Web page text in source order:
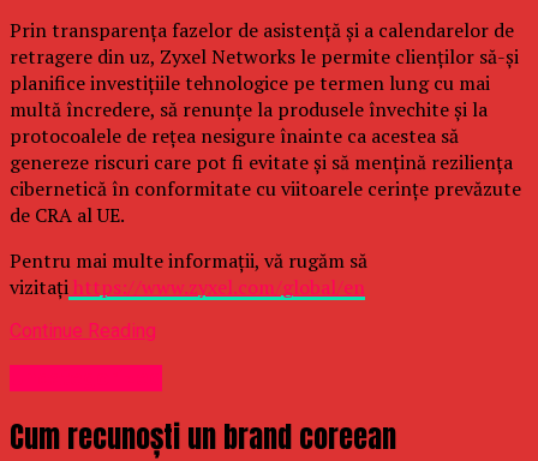
Prin transparența fazelor de asistență și a calendarelor de
retragere din uz, Zyxel Networks le permite clienților să-și
planifice investițiile tehnologice pe termen lung cu mai
multă încredere, să renunțe la produsele învechite și la
protocoalele de rețea nesigure înainte ca acestea să
genereze riscuri care pot fi evitate și să mențină reziliența
cibernetică în conformitate cu viitoarele cerințe prevăzute
de CRA al UE.
Pentru mai multe informații, vă rugăm să
vizitațihttps://www.zyxel.com/global/en
Continue Reading
Cum recunoști un brand coreean